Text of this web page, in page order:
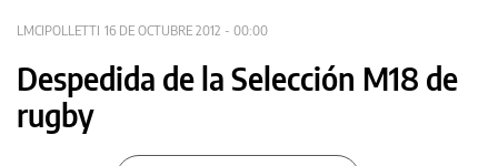
LMCIPOLLETTI 16 DE OCTUBRE 2012 - 00:00
Despedida de la Selección M18 de
rugby